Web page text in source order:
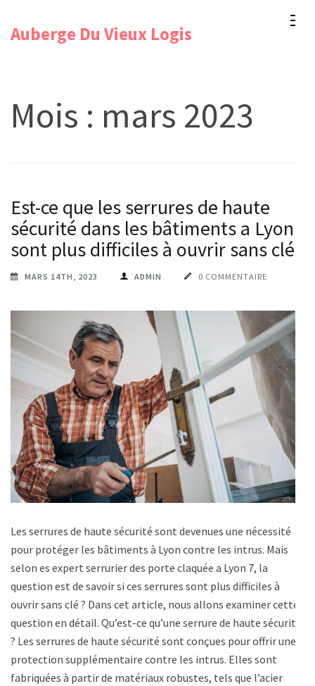
Auberge Du Vieux Logis
Mois : mars 2023
Est-ce que les serrures de haute
sécurité dans les bâtiments a Lyon
sont plus difficiles à ouvrir sans clé?
MARS 14TH, 2023 ADMIN 0 COMMENTAIRE
Les serrures de haute sécurité sont devenues une nécessité
pour protéger les bâtiments à Lyon contre les intrus. Mais
selon es expert serrurier des porte claquée a Lyon 7, la
question est de savoir si ces serrures sont plus difficiles à
ouvrir sans clé ? Dans cet article, nous allons examiner cette
question en détail. Qu’est-ce qu’une serrure de haute sécurité
? Les serrures de haute sécurité sont conçues pour offrir une
protection supplémentaire contre les intrus. Elles sont
fabriquées à partir de matériaux robustes, tels que l’acier